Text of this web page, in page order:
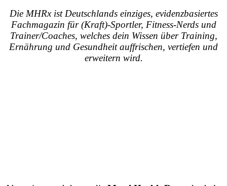
Die MHRx ist Deutschlands einziges, evidenzbasiertes
Fachmagazin für (Kraft)-Sportler, Fitness-Nerds und
Trainer/Coaches, welches dein Wissen über Training,
Ernährung und Gesundheit auffrischen, vertiefen und
erweitern wird.